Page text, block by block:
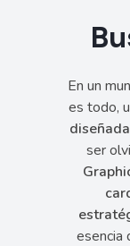
En un
es todo,
diseñada
ser
esencia